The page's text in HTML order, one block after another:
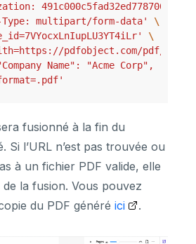
Type: multipart/form-data'
\
\
pdfobject.com/pdf/
Name": "Acme Corp",
fusionné à la fin du
Si l’URL n’est pas trouvée ou
à un fichier PDF valide, elle
la fusion. Vous pouvez
du PDF généré ici .